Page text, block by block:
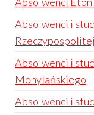
Absolwenci i
Rzeczypospolitej
Absolwenci i
Mohylańskiego
Absolwenci i